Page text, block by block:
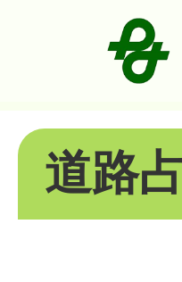
道路